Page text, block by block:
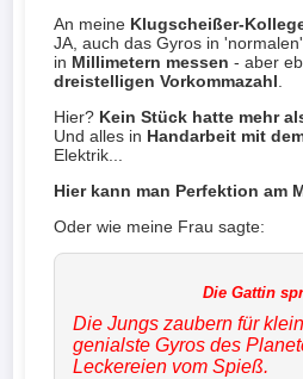
An meine Klugscheißer-
JA, auch das Gyros in
in Millimetern messen - aber
dreistelligen Vorkommazahl.
Hier? Kein Stück hatte mehr
Und alles in Handarbeit mit
Elektrik...
Hier kann man Perfektion am
Oder wie meine Frau sagte:
Die Jungs zaubern für
genialste Gyros des
Leckereien vom Spieß.